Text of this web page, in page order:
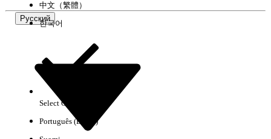
Русский
中文（繁體）
한국어
Select Org
Português (Brasil)